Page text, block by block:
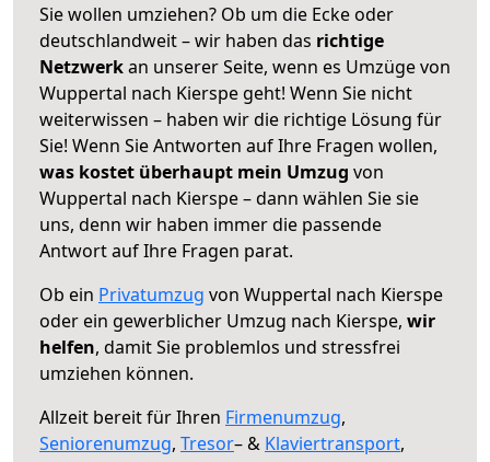
Sie wollen umziehen? Ob um die Ecke oder
deutschlandweit – wir haben das richtige
Netzwerkan unserer Seite, wenn es Umzüge von
Wuppertal nach Kierspe geht! Wenn Sie nicht
weiterwissen – haben wir die richtige Lösung für
Sie! Wenn Sie Antworten auf Ihre Fragen wollen,
was kostet überhaupt mein Umzug von
Wuppertal nach Kierspe – dann wählen Sie sie
uns, denn wir haben immer die passende
Antwort auf Ihre Fragen parat.
Ob ein Privatumzug von Wuppertal nach Kierspe
oder ein gewerblicher Umzug nach Kierspe, wir
helfen, damit Sie problemlos und stressfrei
umziehen können.
Allzeit bereit für Ihren Firmenumzug,
Seniorenumzug, Tresor– & Klaviertransport,